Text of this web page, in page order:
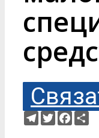
Telegram
Twitter